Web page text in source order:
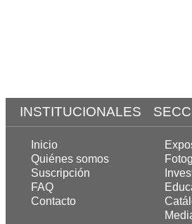
INSTITUCIONALES
Inicio
Quiénes somos
Suscripción
FAQ
Contacto